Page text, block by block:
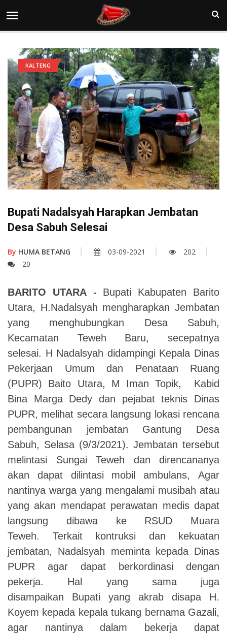
KALTENG
Bupati Nadalsyah Harapkan Jembatan
Desa Sabuh Selesai
By HUMA BETANG 03-09-2021
202
20
BARITO UTARA - Bupati Kabupaten Barito
Utara, H.Nadalsyah mengharapkan Jembatan
yang menghubungkan Desa Sabuh,
Kecamatan Teweh Baru, secepatnya
selesai. H Nadalsyah didampingi Kepala Dinas
Pekerjaan Umum dan Penataan Ruang
(PUPR) Baito Utara, M Iman Topik, Kabid
Bina Marga Dedy dan pejabat teknis Dinas
PUPR, melihat secara langsung lokasi rencana
pembangunan jembatan Gantung Desa
Sabuh, Selasa (9/3/2021). Jembatan tersebut
melintasi Sungai Teweh dan direncananya
akan dapat dilintasi mobil ambulans, Agar
nantinya warga yang mengalami musibah atau
yang akan mendapat perawatan medis dapat
langsung dibawa ke RSUD Muara
Teweh. Terkait kontruksi dan kekuatan
jembatan, Nadalsyah meminta kepada Dinas
PUPR agar dapat berkordinasi dengan
pekerja. Hal yang sama juga
disampaikan Bupati yang akrab disapa H.
Koyem kepada kepala tukang bernama Gazali,
agar nantinya dalam bekerja dapat